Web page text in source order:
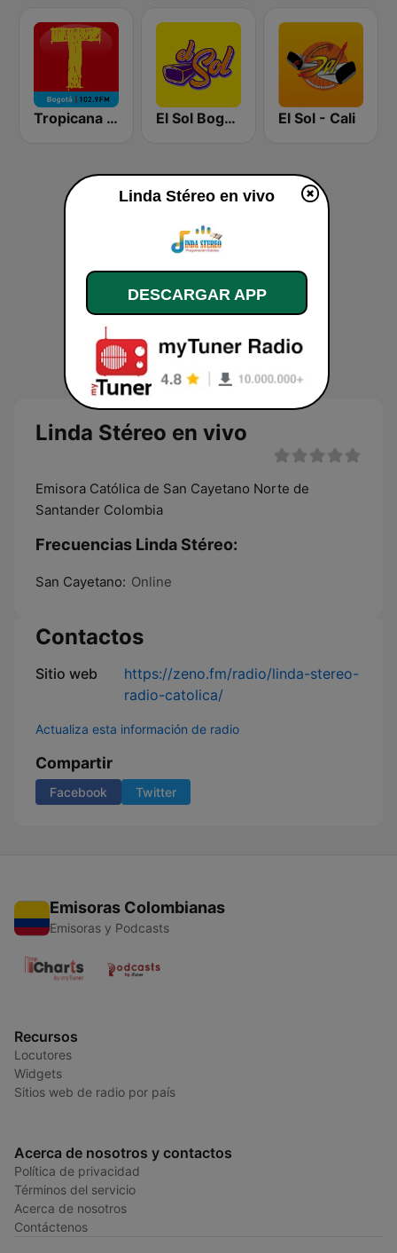
Tropicana Bogotá El Sol Bogotá El Sol - Cali
Linda Stéreo en vivo
Emisora Católica de San Cayetano Norte de
Santander Colombia
Frecuencias Linda Stéreo:
San Cayetano: Online
Contactos
Sitio web
https://zeno.fm/radio/linda-stereo-
radio-catolica/
Actualiza esta información de radio
Compartir
Facebook Twitter
Emisoras Colombianas
Emisoras y Podcasts
Recursos
Locutores
Widgets
Sitios web de radio por país
Acerca de nosotros y contactos
Política de privacidad
Términos del servicio
Acerca de nosotros
Contáctenos
Linda Stéreo en vivo
DESCARGAR APP